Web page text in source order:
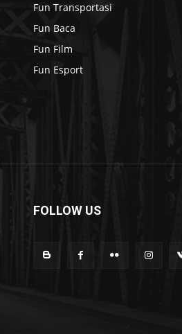
Fun Transportasi
Fun Baca
Fun Film
Fun Esport
FOLLOW US